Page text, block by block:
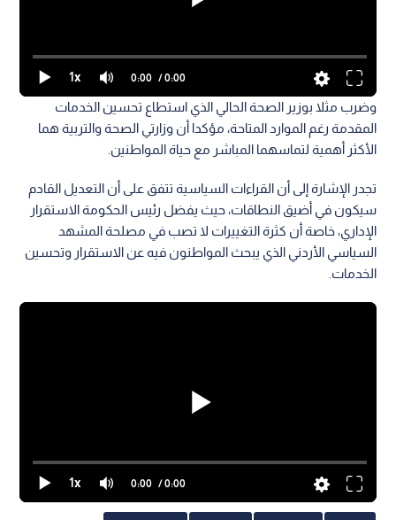
1x 0:00 / 0:00
وضرب مثلا بوزير الصحة الحالي الذي استطاع تحسين الخدمات
المقدمة رغم الموارد المتاحة، مؤكدا أن وزارتي الصحة والتربية هما
الأكثر أهمية لتماسهما المباشر مع حياة المواطنين.
تجدر الإشارة إلى أن القراءات السياسية تتفق على أن التعديل القادم
سيكون في أضيق النطاقات، حيث يفضل رئيس الحكومة الاستقرار
الإداري، خاصة أن كثرة التغييرات لا تصب في مصلحة المشهد
السياسي الأردني الذي يبحث المواطنون فيه عن الاستقرار وتحسين
الخدمات.
1x 0:00 / 0:00